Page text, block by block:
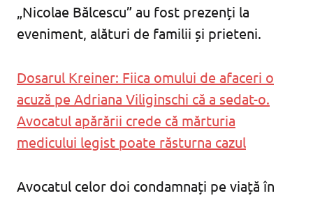
„Nicolae Bălcescu” au fost prezenți la
eveniment, alături de familii și prieteni.
Dosarul Kreiner: Fiica omului de afaceri o
acuză pe Adriana Viliginschi că a sedat-o.
Avocatul apărării crede că mărturia
medicului legist poate răsturna cazul
Avocatul celor doi condamnați pe viață în